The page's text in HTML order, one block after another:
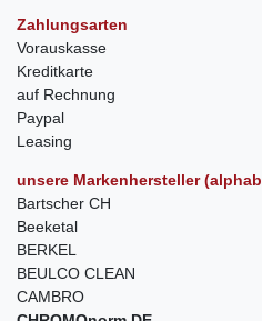
Zahlungsarten
Vorauskasse
Kreditkarte
auf Rechnung
Paypal
Leasing
unsere Markenhersteller
Bartscher CH
Beeketal
BERKEL
BEULCO CLEAN
CAMBRO